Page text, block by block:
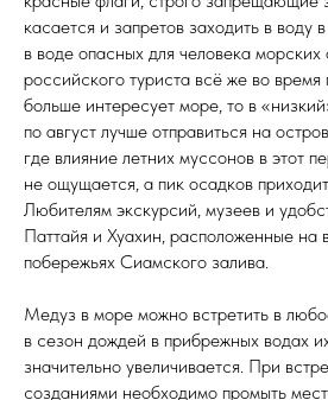
касается и запретов заходить в воду
в воде опасных для человека
российского туриста всё же во время
больше интересует море, то в
по август лучше отправиться на
где влияние летних муссонов в этот
не ощущается, а пик осадков
Любителям экскурсий, музеев и
Паттайя и Хуахин, расположенные на
побережьях Сиамского залива.
Медуз в море можно встретить в
в сезон дождей в прибрежных водах
значительно увеличивается. При
созданиями необходимо промыть